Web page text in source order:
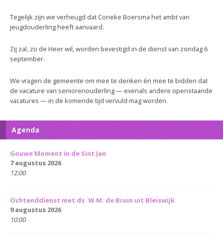
Tegelijk zijn we verheugd dat Corieke Boersma het ambt van
jeugdouderling heeft aanvaard.
Zij zal, zo de Heer wil, worden bevestigd in de dienst van zondag 6
september.
We vragen de gemeente om mee te denken én mee te bidden dat
de vacature van seniorenouderling — evenals andere openstaande
vacatures — in de komende tijd vervuld mag worden.
Agenda
Gouwe Moment in de Sint Jan
7 augustus 2026
12:00
Ochtenddienst met ds. W.M. de Bruin uit Bleiswijk
9 augustus 2026
10:00